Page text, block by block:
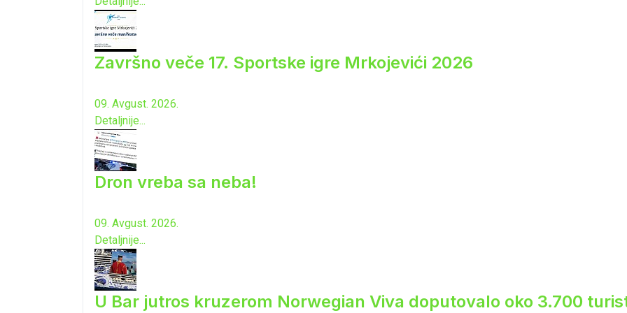
Završno veče 17. Sportske igre Mrkojevići 2026
09. Avgust. 2026.
Detaljnije...
Dron vreba sa neba!
09. Avgust. 2026.
Detaljnije...
U Bar jutros kruzerom Norwegian Viva doputovalo oko 3.700